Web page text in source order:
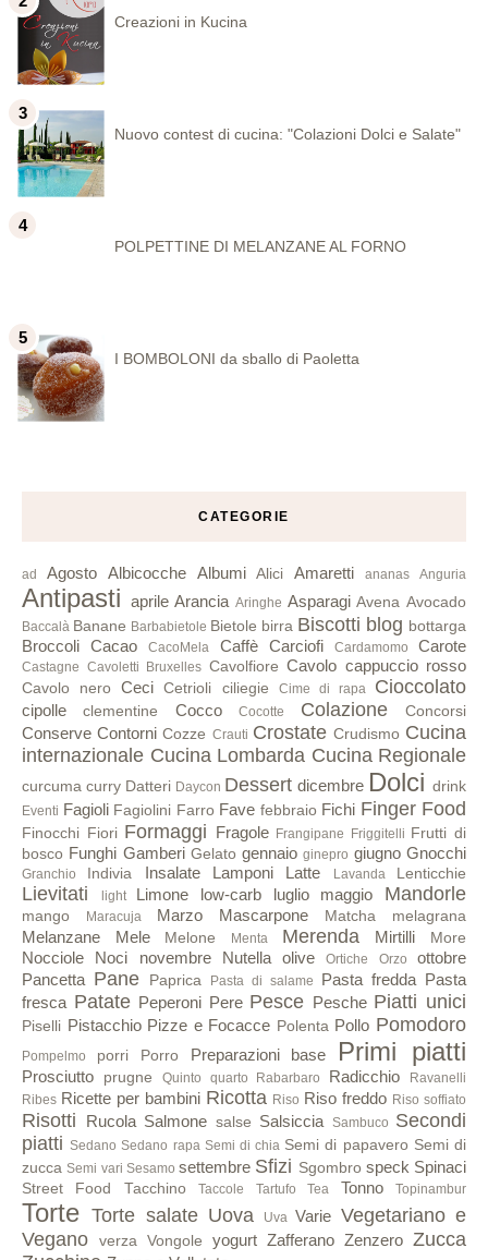
Creazioni in Kucina
Nuovo contest di cucina: "Colazioni Dolci e Salate"
POLPETTINE DI MELANZANE AL FORNO
I BOMBOLONI da sballo di Paoletta
CATEGORIE
ad Agosto Albicocche Albumi Alici Amaretti ananas Anguria
Antipasti aprile Arancia Aringhe Asparagi Avena Avocado
Baccalà Banane Barbabietole Bietole birra Biscotti blog bottarga
Broccoli Cacao CacoMela Caffè Carciofi Cardamomo Carote
Castagne Cavoletti Bruxelles Cavolfiore Cavolo cappuccio rosso
Cavolo nero Ceci Cetrioli ciliegie Cime di rapa Cioccolato
cipolle clementine Cocco Cocotte Colazione Concorsi
Conserve Contorni Cozze Crauti Crostate Crudismo Cucina
internazionale Cucina Lombarda Cucina Regionale
curcuma curry Datteri Daycon Dessert dicembre Dolci drink
Eventi Fagioli Fagiolini Farro Fave febbraio Fichi Finger Food
Finocchi Fiori Formaggi Fragole Frangipane Friggitelli Frutti di
bosco Funghi Gamberi Gelato gennaio ginepro giugno Gnocchi
Granchio Indivia Insalate Lamponi Latte Lavanda Lenticchie
Lievitati light Limone low-carb luglio maggio Mandorle
mango Maracuja Marzo Mascarpone Matcha melagrana
Melanzane Mele Melone Menta Merenda Mirtilli More
Nocciole Noci novembre Nutella olive Ortiche Orzo
ottobre
Pancetta Pane Paprica Pasta di salame Pasta fredda Pasta
fresca Patate Peperoni Pere Pesce Pesche Piatti unici
Piselli Pistacchio Pizze e Focacce Polenta Pollo Pomodoro
Pompelmo porri Porro Preparazioni base Primi piatti
Prosciutto prugne Quinto quarto Rabarbaro Radicchio
Ravanelli
Ribes Ricette per bambini Ricotta Riso Riso freddo Riso soffiato
Risotti Rucola Salmone salse Salsiccia Sambuco Secondi
piatti Sedano Sedano rapa Semi di chia Semi di papavero Semi di
zucca Semi vari Sesamo settembre Sfizi Sgombro speck Spinaci
Street Food Tacchino Taccole Tartufo Tea Tonno Topinambur
Torte Torte salate Uova Uva Varie Vegetariano e
Vegano
verza Vongole yogurt Zafferano Zenzero Zucca